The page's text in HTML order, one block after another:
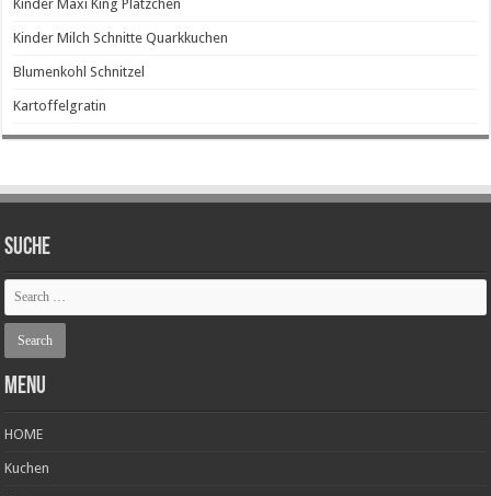
Kinder Maxi King Plätzchen
Kinder Milch Schnitte Quarkkuchen
Blumenkohl Schnitzel
Kartoffelgratin
SUCHE
Menu
HOME
Kuchen